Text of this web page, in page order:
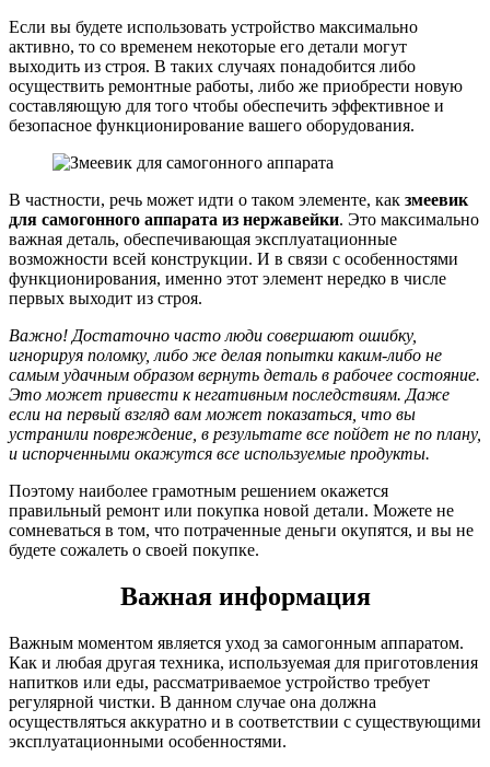
Если вы будете использовать устройство максимально
активно, то со временем некоторые его детали могут
выходить из строя. В таких случаях понадобится либо
осуществить ремонтные работы, либо же приобрести новую
составляющую для того чтобы обеспечить эффективное и
безопасное функционирование вашего оборудования.
В частности, речь может идти о таком элементе, как змеевик
для самогонного аппарата из нержавейки. Это максимально
важная деталь, обеспечивающая эксплуатационные
возможности всей конструкции. И в связи с особенностями
функционирования, именно этот элемент нередко в числе
первых выходит из строя.
Важно! Достаточно часто люди совершают ошибку,
игнорируя поломку, либо же делая попытки каким-либо не
самым удачным образом вернуть деталь в рабочее состояние.
Это может привести к негативным последствиям. Даже
если на первый взгляд вам может показаться, что вы
устранили повреждение, в результате все пойдет не по плану,
и испорченными окажутся все используемые продукты.
Поэтому наиболее грамотным решением окажется
правильный ремонт или покупка новой детали. Можете не
сомневаться в том, что потраченные деньги окупятся, и вы не
будете сожалеть о своей покупке.
Важная информация
Важным моментом является уход за самогонным аппаратом.
Как и любая другая техника, используемая для приготовления
напитков или еды, рассматриваемое устройство требует
регулярной чистки. В данном случае она должна
осуществляться аккуратно и в соответствии с существующими
эксплуатационными особенностями.